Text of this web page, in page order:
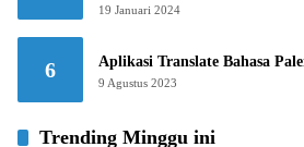
19 Januari 2024
6 Aplikasi Translate Bahasa
9 Agustus 2023
Trending Minggu ini